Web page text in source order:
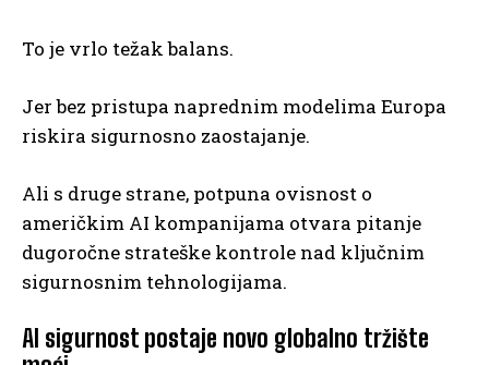
To je vrlo težak balans.
Jer bez pristupa naprednim modelima Europa
riskira sigurnosno zaostajanje.
Ali s druge strane, potpuna ovisnost o
američkim AI kompanijama otvara pitanje
dugoročne strateške kontrole nad ključnim
sigurnosnim tehnologijama.
AI sigurnost postaje novo globalno tržište